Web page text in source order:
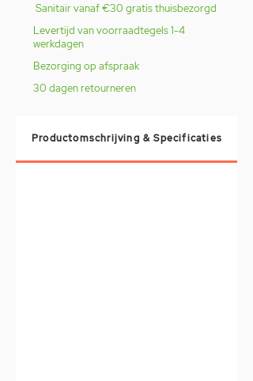
Sanitair vanaf €30 gratis thuisbezorgd
Levertijd van voorraadtegels 1-4
werkdagen
Bezorging op afspraak
30 dagen retourneren
Productomschrijving & Specificaties